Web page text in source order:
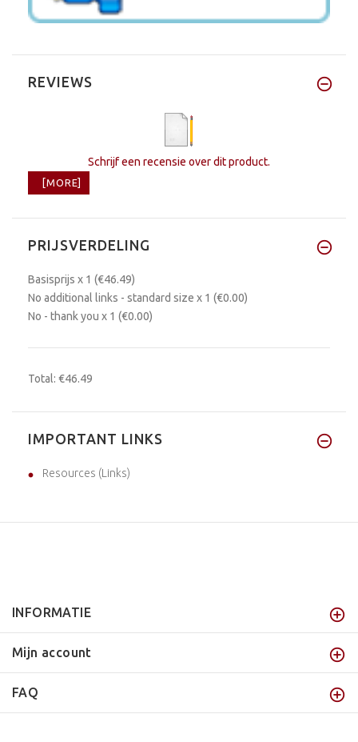
REVIEWS
Schrijf een recensie over dit product.
[MORE]
PRIJSVERDELING
Basisprijs x 1 (€46.49)
No additional links - standard size x 1 (€0.00)
No - thank you x 1 (€0.00)
Total: €46.49
IMPORTANT LINKS
Resources (Links)
INFORMATIE
Mijn account
FAQ